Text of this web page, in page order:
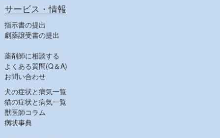
ビタミン・鉄
消毒
【健康食品一覧】
【人気商品】
サービス・情報
指示書の提出
劇薬譲受書の提出
薬剤師に相談する
よくある質問(Q＆A)
お問い合わせ
犬の症状と病気一覧
猫の症状と病気一覧
獣医師コラム
病状事典